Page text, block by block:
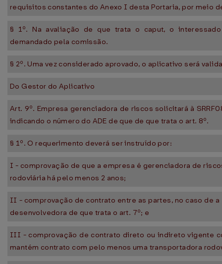
requisitos constantes do Anexo I desta Portaria, por meio
§ 1º. Na avaliação de que trata o caput, o
demandado pela comissão.
§ 2º. Uma vez considerado aprovado, o aplicativo será
Do Gestor do Aplicativo
Art. 9º. Empresa gerenciadora de riscos solicitará à
indicando o número do ADE de que de que trata o art. 8º.
§ 1º. O requerimento deverá ser instruído por:
I - comprovação de que a empresa é gerenciadora de
rodoviária há pelo menos 2 anos;
II - comprovação de contrato entre as partes, no caso de
desenvolvedora de que trata o art. 7º; e
III - comprovação de contrato direto ou indireto vigente
mantém contrato com pelo menos uma transportadora